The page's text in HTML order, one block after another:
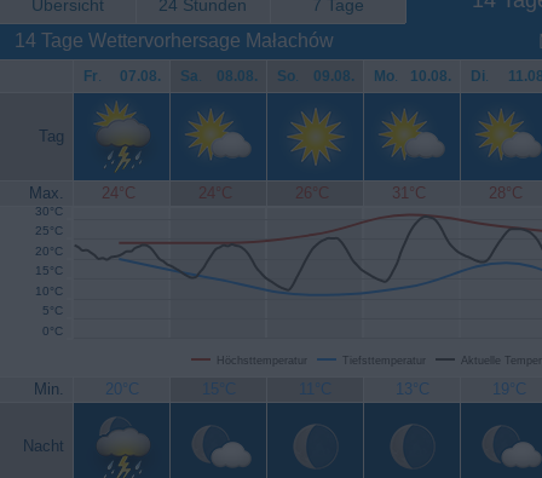
Übersicht 24 Stunden 7 Tage
14 Tage Wettervorhersage Małachów
Fr. 07.08. Sa. 08.08. So. 09.08. Mo. 10.08. Di.
Tag
Max. 24°C 24°C 26°C 31°C 28°C
Höchsttemperatur Tiefsttemperatur Aktuelle
0°C
5°C
10°C
15°C
20°C
25°C
30°C
Min. 20°C 15°C 11°C 13°C 19°C
Nacht